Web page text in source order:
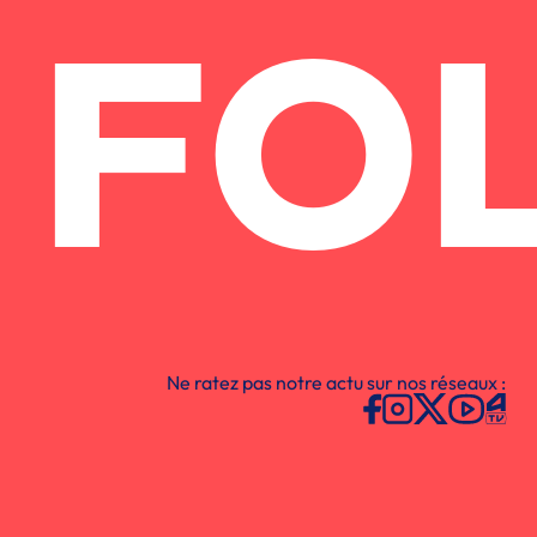
Ne ratez pas notre actu sur nos réseaux :